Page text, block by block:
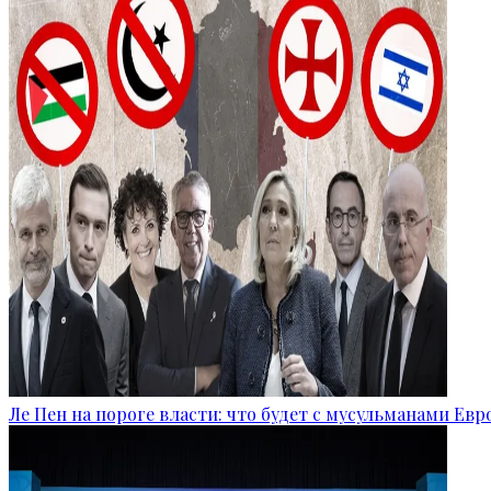
Ле Пен на пороге власти: что будет с мусульманами